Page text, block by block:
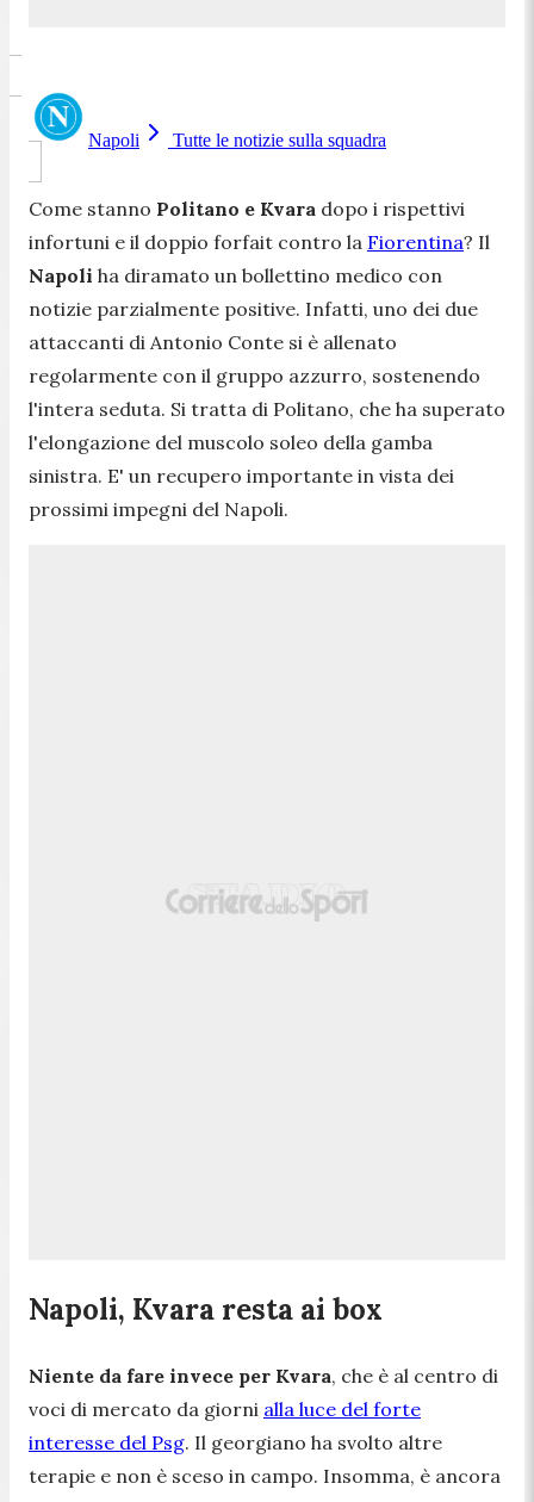
Napoli Tutte le notizie sulla squadra
Come stanno Politano e Kvara dopo i rispettivi
infortuni e il doppio forfait contro la Fiorentina? Il
Napoli ha diramato un bollettino medico con
notizie parzialmente positive. Infatti, uno dei due
attaccanti di Antonio Conte si è allenato
regolarmente con il gruppo azzurro, sostenendo
l'intera seduta. Si tratta di Politano, che ha superato
l'elongazione del muscolo soleo della gamba
sinistra. E' un recupero importante in vista dei
prossimi impegni del Napoli.
Napoli, Kvara resta ai box
Niente da fare invece per Kvara, che è al centro di
voci di mercato da giorni alla luce del forte
interesse del Psg. Il georgiano ha svolto altre
terapie e non è sceso in campo. Insomma, è ancora